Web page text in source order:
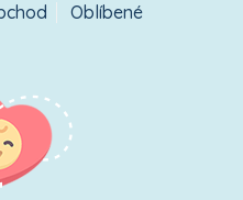
Oblíbené